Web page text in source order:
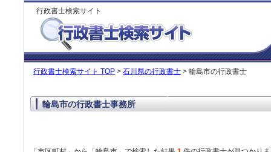
行政書士検索サイト
行政書士検索サイト TOP > 石川県の行政書士 > 輪島市の行政書士
輪島市の行政書士事務所